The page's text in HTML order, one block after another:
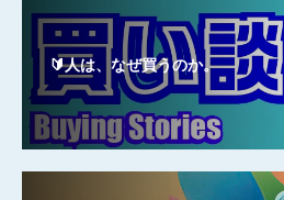
🔰人は、なぜ買うのか。